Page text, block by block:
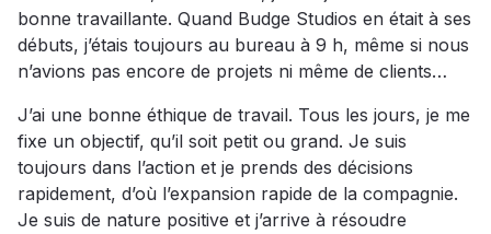
bonne travaillante. Quand Budge Studios en était à ses
débuts, j’étais toujours au bureau à 9 h, même si nous
n’avions pas encore de projets ni même de clients…
J’ai une bonne éthique de travail. Tous les jours, je me
fixe un objectif, qu’il soit petit ou grand. Je suis
toujours dans l’action et je prends des décisions
rapidement, d’où l’expansion rapide de la compagnie.
Je suis de nature positive et j’arrive à résoudre